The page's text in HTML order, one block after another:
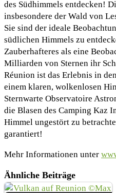
des Südhimmels entdecken!
insbesondere der Wald von
Sie sind der ideale
südlichen Himmels zu
Zauberhafteres als eine
Milliarden von Sternen ihr
Réunion ist das Erlebnis in
einem klaren, wolkenlosen
Sternwarte Observatoire
die Blasen des Camping Kaz
Himmel ungestört zu
garantiert!
Mehr Informationen unter
Ähnliche Beiträge